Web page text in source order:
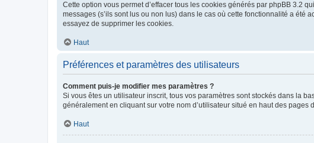
Cette option vous permet d’effacer tous les cookies générés par phpBB 3.2
messages (s’ils sont lus ou non lus) dans le cas où cette fonctionnalité a
essayez de supprimer les cookies.
Haut
Préférences et paramètres des utilisateurs
Comment puis-je modifier mes paramètres ?
Si vous êtes un utilisateur inscrit, tous vos paramètres sont stockés dans la
généralement en cliquant sur votre nom d’utilisateur situé en haut des
Haut